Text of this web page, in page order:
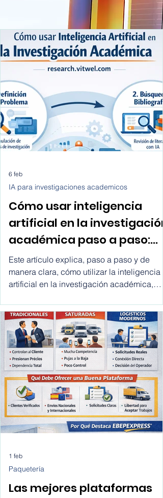
Cómo usar inteligencia
artificial en la investigación
académica paso a paso:
cómo utilizar la inteligencia
academica
Este artículo explica, paso a paso y de
artificial en la investigación académica,
desde la definición del tema hasta la
redacción final, incluyendo buenas
prácticas, errores comunes y
recomendaciones para investigadores,
estudiantes de posgrado y académicos.
IA para investigaciones academicos
Paquetería